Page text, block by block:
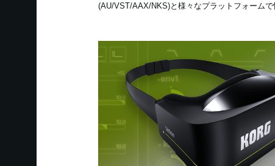
(AU/VST/AAX/NKS)と様々なプラットフォームで